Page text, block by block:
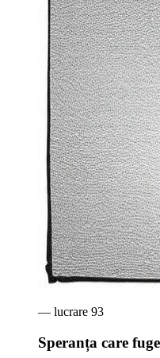
— lucrare 93
Speranța care fuge